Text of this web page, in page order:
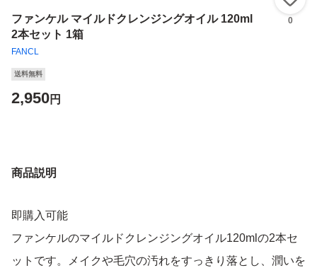
ファンケル マイルドクレンジングオイル 120ml
2本セット 1箱
FANCL
0
送料無料
2,950円
商品説明
即購入可能
ファンケルのマイルドクレンジングオイル120mlの2本セ
ットです。メイクや毛穴の汚れをすっきり落とし、潤いを